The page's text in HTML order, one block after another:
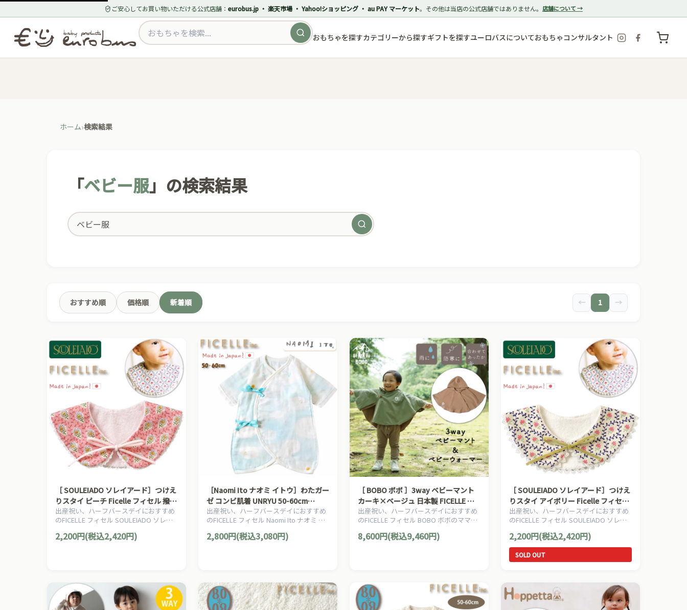
ご安心してお買い物いただける公式店舗： eurobus.jp ・ 楽天市場 ・ Yahoo!ショッピング ・ au PAY マーケット。その他は当店の公式店舗ではありません。 店舗について →
おもちゃを探すカテゴリーから探すギフトを探すユーロバスについておもちゃコンサルタント
ホーム 検索結果
「ベビー服」の検索結果
おすすめ順 価格順 新着順 ← 1 →
［ SOULEIADO ソレイアード］つけえ
りスタイ ピーチ Ficelle フィセル 撥水
加工 よだれかけ ベビー服
出産祝い、ハーフバースデイにおすすめ
のFICELLE フィセル SOULEIADO ソレイ
2,200円(税込2,420円)
［Naomi Ito ナオミ イトウ］わたガー
ゼ コンビ肌着 UNRYU 50-60cm
Ficelle フィセル ベビー服 日本製 コッ
トン100%
出産祝い、ハーフバースデイにおすすめ
のFICELLE フィセル Naomi Ito ナオミ イ
2,800円(税込3,080円)
［ BOBO ボボ ］3way ベビーマント
カーキ×ベージュ 日本製 FICELLE フ
ィセル ベビー服 フリース レインコー
ト 雨合羽 新生児～100cm頃まで
出産祝い、ハーフバースデイにおすすめ
のFICELLE フィセル BOBO ボボのママ＆
8,600円(税込9,460円)
［ SOULEIADO ソレイアード］つけえ
りスタイ アイボリー Ficelle フィセル
撥水加工 よだれかけ ベビー服
出産祝い、ハーフバースデイにおすすめ
のFICELLE フィセル SOULEIADO ソレイ
2,200円(税込2,420円)
SOLD OUT